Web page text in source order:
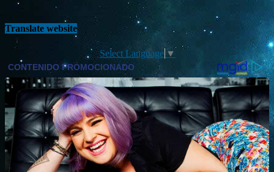
Translate website
Select Language ▼